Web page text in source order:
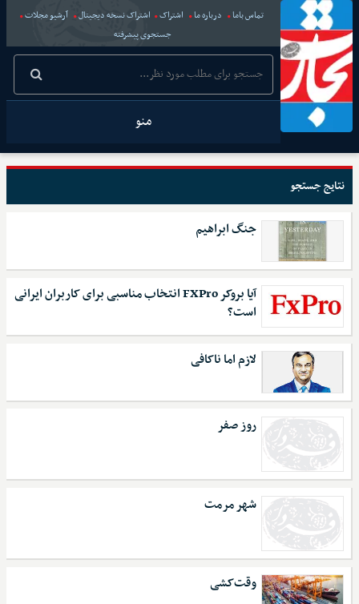
تماس باما درباره ما اشتراک اشتراک نسخه دیجیتال
آرشیو مجلات
جستجوی پیشرفته
منو
نتایج جستجو
جنگ ابراهیم
آیا بروکر FXPro انتخاب مناسبی برای کاربران ایرانی
است؟
لازم اما ناکافی
روز صفر
شهر مرمت
وقت‌کشی